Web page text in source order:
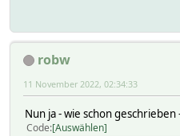
robw
11 November 2022, 02:34:33
Nun ja - wie schon
Code Auswählen